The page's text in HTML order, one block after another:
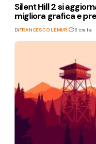
Silent Hill 2 si
migliora grafica e
DiFRANCESCO LEMURI 16 ore fa